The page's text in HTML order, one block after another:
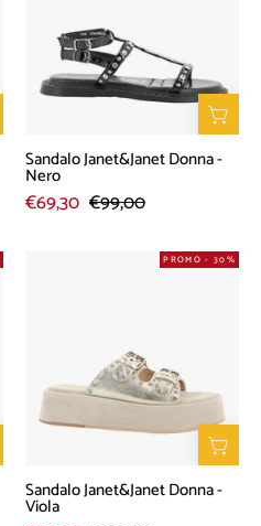
Nero
Sandalo Janet&Janet Donna -
Nero
€69,30 €99,00
Sandalo
-
Viola
PROMO - 30%
Sandalo Janet&Janet Donna -
Viola